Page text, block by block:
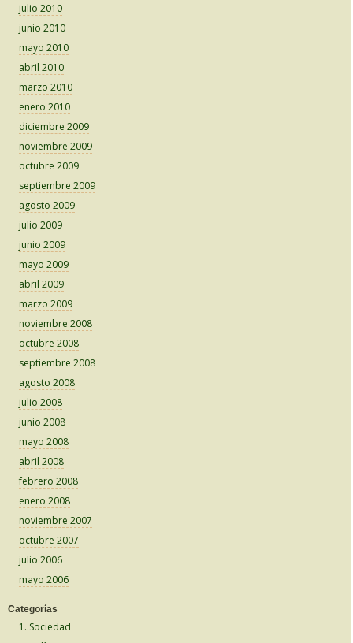
julio 2010
junio 2010
mayo 2010
abril 2010
marzo 2010
enero 2010
diciembre 2009
noviembre 2009
octubre 2009
septiembre 2009
agosto 2009
julio 2009
junio 2009
mayo 2009
abril 2009
marzo 2009
noviembre 2008
octubre 2008
septiembre 2008
agosto 2008
julio 2008
junio 2008
mayo 2008
abril 2008
febrero 2008
enero 2008
noviembre 2007
octubre 2007
julio 2006
mayo 2006
Categorías
1. Sociedad